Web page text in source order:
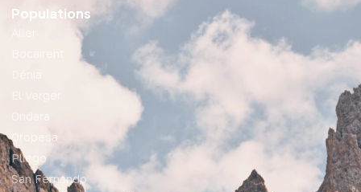
Populations
Oropesa
Pliego
San Fernando